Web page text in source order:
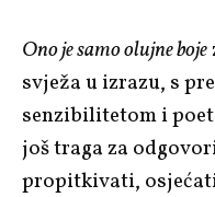
Ono je samo olujne boje
svježa u izrazu, s
senzibilitetom i
još traga za
propitkivati,